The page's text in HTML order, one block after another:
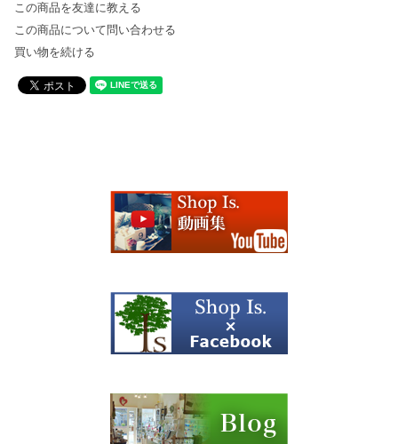
この商品を友達に教える
この商品について問い合わせる
買い物を続ける